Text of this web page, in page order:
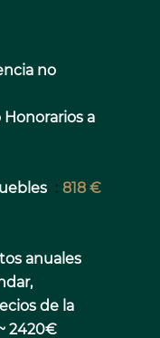
no
Honorarios a
818 €
anuales
de la
2420€